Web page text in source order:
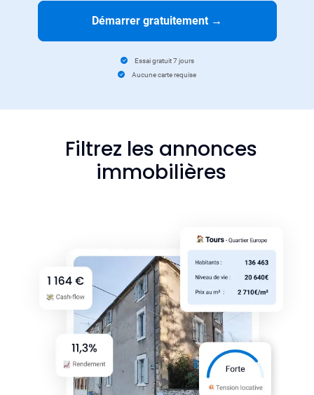
Démarrer gratuitement →
Essai gratuit 7 jours
Aucune carte requise
Filtrez les annonces
immobilières